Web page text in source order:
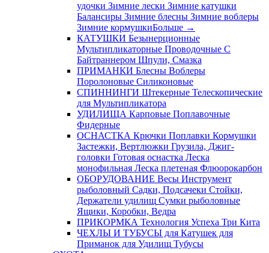
удочки Зимние лески Зимние катушки
Балансиры Зимние блесны Зимние воблеры
Зимние кормушкиБольше →
КАТУШКИ Безынерционные
Мультипликаторные Проводочные С
Байтраннером Шпули, Смазка
ПРИМАНКИ Блесны Воблеры
Поролоновые Силиконовые
СПИННИНГИ Штекерные Телескопические
для Мультипликатора
УДИЛИЩА Карповые Поплавочные
Фидерные
ОСНАСТКА Крючки Поплавки Кормушки
Застежки, Вертлюжки Грузила, Джиг-
головки Готовая оснастка Леска
монофильная Леска плетеная Флюорокарбон
ОБОРУДОВАНИЕ Весы Инструмент
рыболовный Садки, Подсачеки Стойки,
Держатели удилищ Сумки рыболовные
Ящики, Коробки, Ведра
ПРИКОРМКА Технология Успеха Три Кита
ЧЕХЛЫ И ТУБУСЫ для Катушек для
Приманок для Удилищ Тубусы